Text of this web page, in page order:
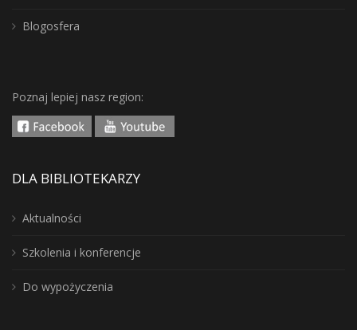
Blogosfera
Poznaj lepiej nasz region:
DLA BIBLIOTEKARZY
Aktualności
Szkolenia i konferencje
Do wypożyczenia